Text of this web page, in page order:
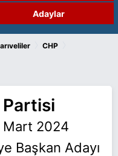
Adaylar
CHP
Mart 2024
Başkan Adayı